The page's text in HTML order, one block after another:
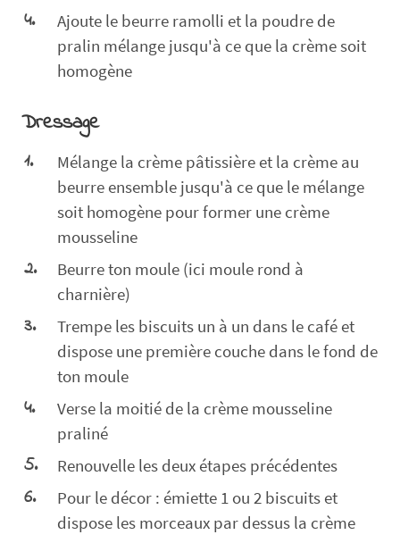
Ajoute le beurre ramolli et la poudre de
pralin mélange jusqu'à ce que la crème soit
homogène
Dressage
Mélange la crème pâtissière et la crème au
beurre ensemble jusqu'à ce que le mélange
soit homogène pour former une crème
mousseline
Beurre ton moule (ici moule rond à
charnière)
Trempe les biscuits un à un dans le café et
dispose une première couche dans le fond de
ton moule
Verse la moitié de la crème mousseline
praliné
Renouvelle les deux étapes précédentes
Pour le décor : émiette 1 ou 2 biscuits et
dispose les morceaux par dessus la crème